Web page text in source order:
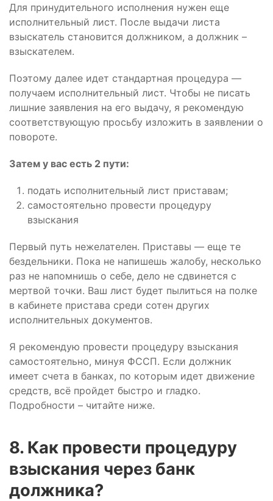
Для принудительного исполнения нужен еще
исполнительный лист. После выдачи листа
взыскатель становится должником, а должник –
взыскателем.
Поэтому далее идет стандартная процедура —
получаем исполнительный лист. Чтобы не писать
лишние заявления на его выдачу, я рекомендую
соответствующую просьбу изложить в заявлении о
повороте.
Затем у вас есть 2 пути:
подать исполнительный лист приставам;
самостоятельно провести процедуру
взыскания
Первый путь нежелателен. Приставы — еще те
бездельники. Пока не напишешь жалобу, несколько
раз не напомнишь о себе, дело не сдвинется с
мертвой точки. Ваш лист будет пылиться на полке
в кабинете пристава среди сотен других
исполнительных документов.
Я рекомендую провести процедуру взыскания
самостоятельно, минуя ФССП. Если должник
имеет счета в банках, по которым идет движение
средств, всё пройдет быстро и гладко.
Подробности – читайте ниже.
8. Как провести процедуру
взыскания через банк
должника?